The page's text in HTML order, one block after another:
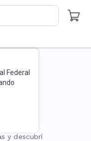
Federal
y descubrí